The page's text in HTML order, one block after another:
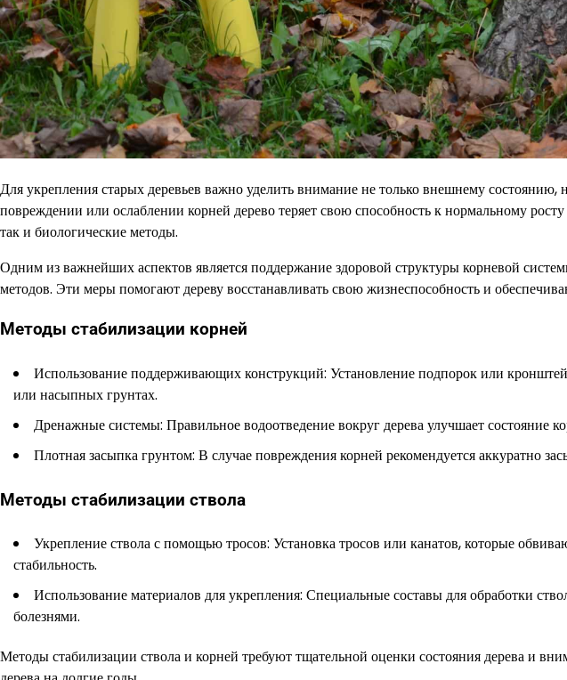
Для укрепления старых деревьев важно уделить внимание не только внешнему
повреждении или ослаблении корней дерево теряет свою способность к нормальному
так и биологические методы.
Одним из важнейших аспектов является поддержание здоровой структуры корневой
методов. Эти меры помогают дереву восстанавливать свою жизнеспособность и
Методы стабилизации корней
Использование поддерживающих конструкций: Установление подпорок или
или насыпных грунтах.
Дренажные системы: Правильное водоотведение вокруг дерева улучшает состояние
Плотная засыпка грунтом: В случае повреждения корней рекомендуется аккуратно
Методы стабилизации ствола
Укрепление ствола с помощью тросов: Установка тросов или канатов, которые
стабильность.
Использование материалов для укрепления: Специальные составы для обработки
болезнями.
Методы стабилизации ствола и корней требуют тщательной оценки состояния дерева и